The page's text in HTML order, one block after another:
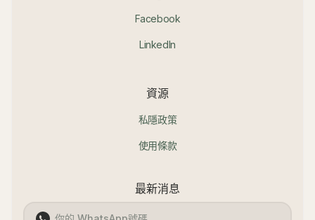
Facebook
LinkedIn
資源
私隱政策
使用條款
最新消息